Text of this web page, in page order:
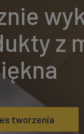
z
tworzenia